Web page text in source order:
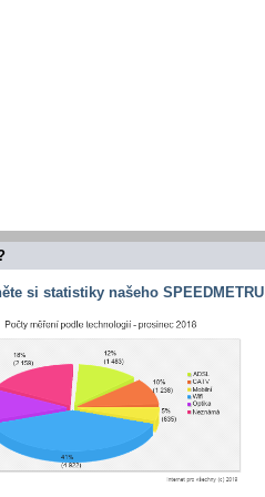
si statistiky našeho SPEEDMETRU